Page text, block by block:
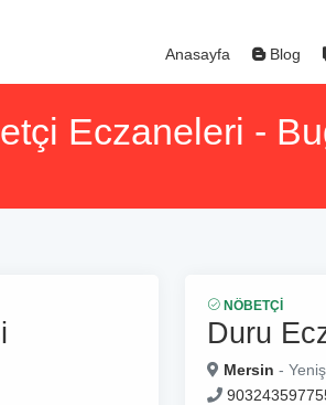
Anasayfa Blog
Eczaneleri -
NÖBETÇI
Duru
Mersin -